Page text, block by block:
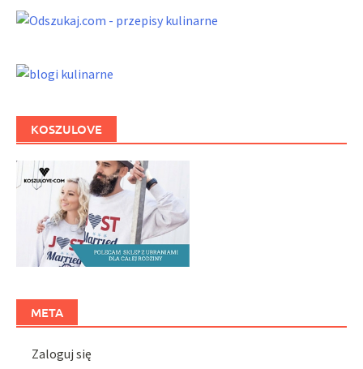
KOSZULOVE
META
Zaloguj się